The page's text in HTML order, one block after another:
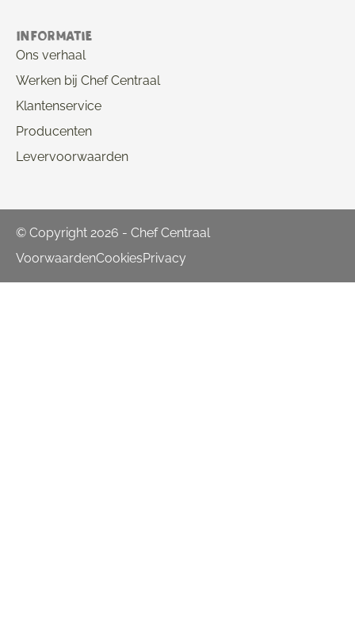
Informatie
Ons verhaal
Werken bij Chef Centraal
Klantenservice
Producenten
Levervoorwaarden
© Copyright 2026 - Chef Centraal
VoorwaardenCookiesPrivacy